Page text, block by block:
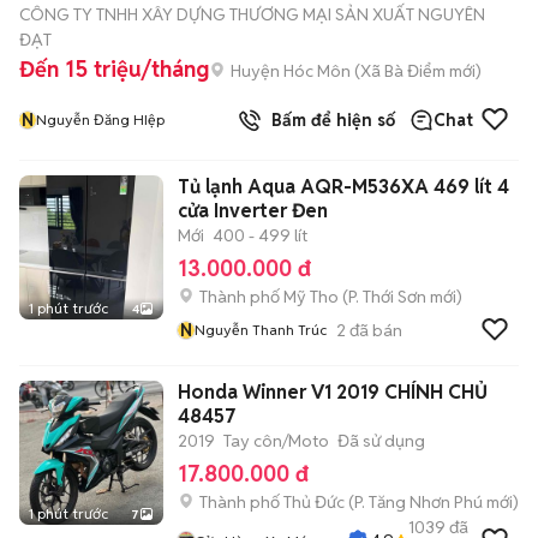
CÔNG TY TNHH XÂY DỰNG THƯƠNG MẠI SẢN XUẤT NGUYÊN
ĐẠT
Đến 15 triệu/tháng Huyện Hóc Môn (Xã Bà Điểm mới)
NNguyễn Đăng HIệp Bấm để hiện số Chat
1 phút trước 4
Tủ lạnh Aqua AQR-M536XA 469 lít 4
cửa Inverter Đen
Mới 400 - 499 lít
13.000.000 đ
Thành phố Mỹ Tho (P. Thới Sơn mới)
NNguyễn Thanh Trúc 2 đã bán
1 phút trước 7
Honda Winner V1 2019 CHÍNH CHỦ
48457
2019 Tay côn/Moto Đã sử dụng
17.800.000 đ
Thành phố Thủ Đức (P. Tăng Nhơn Phú mới)
1039 đã